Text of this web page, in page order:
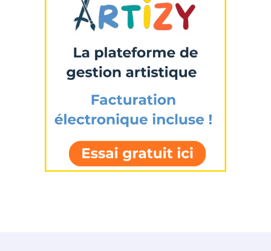
Adresse email*
J'accepte lestermes et conditions